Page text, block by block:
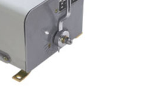
辽宁联动控制台
辽宁电气控制系统
辽宁频敏变阻器